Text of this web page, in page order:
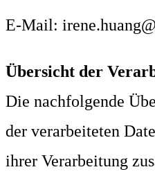
E-Mail:
Übersicht der
Die nachfolgende
der verarbeiteten
ihrer Verarbeitung